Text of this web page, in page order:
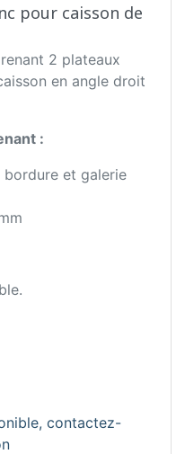
pour caisson de
2 plateaux
en angle droit
:
bordure et galerie
contactez-